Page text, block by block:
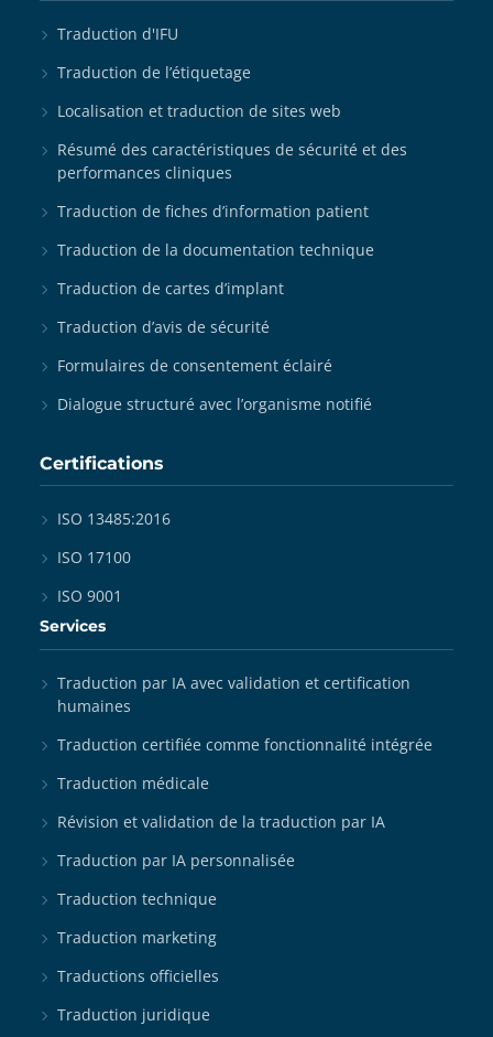
Traduction d'IFU
Traduction de l’étiquetage
Localisation et traduction de sites web
Résumé des caractéristiques de sécurité et des
performances cliniques
Traduction de fiches d’information patient
Traduction de la documentation technique
Traduction de cartes d’implant
Traduction d’avis de sécurité
Formulaires de consentement éclairé
Dialogue structuré avec l’organisme notifié
Certifications
ISO 13485:2016
ISO 17100
ISO 9001
Services
Traduction par IA avec validation et certification
humaines
Traduction certifiée comme fonctionnalité intégrée
Traduction médicale
Révision et validation de la traduction par IA
Traduction par IA personnalisée
Traduction technique
Traduction marketing
Traductions officielles
Traduction juridique